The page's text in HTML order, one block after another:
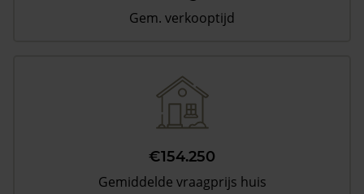
Gem. verkooptijd
€154.250
Gemiddelde vraagprijs huis